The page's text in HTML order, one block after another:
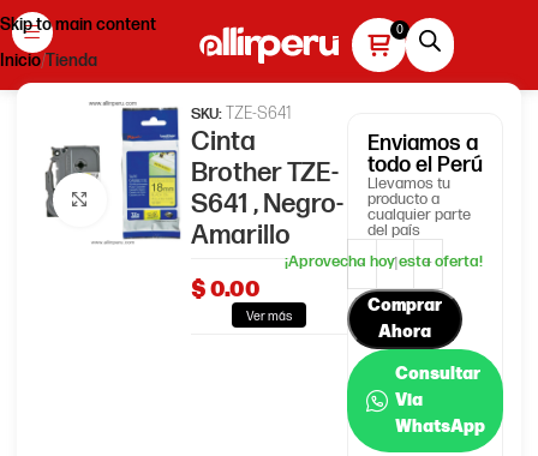
Skip to main content
Inicio Tienda
Haga clic para ampliar
SKU:TZE-S641
Cinta
Brother TZE-
S641 , Negro-
Amarillo
$0.00
Ver más
Enviamos a
todo el Perú
Llevamos tu
producto a
cualquier parte
del país
Comprar
Ahora
Consultar
Via
WhatsApp